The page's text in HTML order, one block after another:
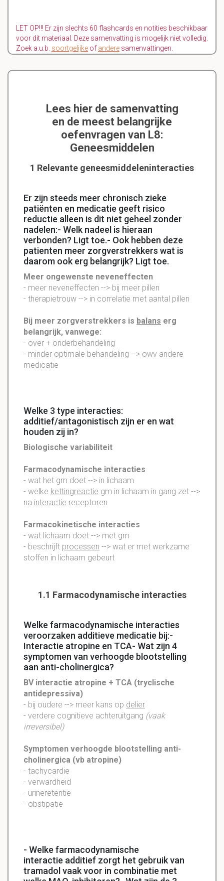
LET OP!!! Er zijn slechts 60 flashcards en notities beschikbaar
voor dit materiaal. Deze samenvatting is mogelijk niet volledig.
Zoek a.u.b. soortgelijke of andere samenvattingen.
Lees hier de samenvatting
en de meest belangrijke
oefenvragen van L8:
Geneesmiddelen
1 Relevante geneesmiddeleninteracties
Er zijn steeds meer chronisch zieke
patiënten en medicatie geeft risico
reductie alleen is dit niet geheel zonder
nadelen:- Welk nadeel is hieraan
verbonden? Ligt toe.- Ook hebben deze
patienten meer zorgverstrekkers wat is
daarom ook erg belangrijk? Ligt toe.
Meer ongewenste neveneffecten
- meer neveneffecten --> bij meer pillen
- therapietrouw --> in correlatie met aantal pillen
Bij meer zorgverstrekkers is balans erg
belangrijk, vanwege:
- over + onderbehandeling
- minder optimale behandeling --> owv andere
medicatie
Welke 3 type interacties:
additief/antagonistisch zijn er en wat
houden zij in?
Biologische variabiliteit
Farmacodynamische interacties
- wat het gm doet --> in lichaam
- welke kettingreactie gm in lichaam in gang zet -->
na interactie receptoren
Farmacokinetische interacties
- wat lichaam doet --> met gm
- beschrijft processen --> wat er met werkzame
stoffen in lichaam gebeurt
1.1 Farmacodynamische interacties
Welke farmacodynamische interacties
veroorzaken additieve medicatie bij:-
Interactie atropine en TCA- Wat zijn 4
symptomen van verhoogde blootstelling
aan anti-cholinergica?
BV interactie atropine + TCA (tryclische
antidepressiva)
- bij oudere --> meer kans op delier
- verdere cognitieve achteruitgang (vaak
irreversibel)
Symptomen verhoogde blootstelling anti-
cholinergica (vb atropine)
- tachycardie
- verwardheid
- urineretentie
- obstipatie
- Welke farmacodynamische
interactie additief zorgt het gebruik van
tramadol vaak voor in combinatie met